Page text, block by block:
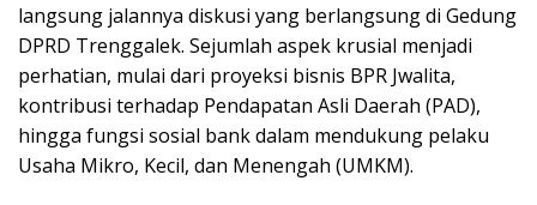
langsung jalannya diskusi yang berlangsung di Gedung
DPRD Trenggalek. Sejumlah aspek krusial menjadi
perhatian, mulai dari proyeksi bisnis BPR Jwalita,
kontribusi terhadap Pendapatan Asli Daerah (PAD),
hingga fungsi sosial bank dalam mendukung pelaku
Usaha Mikro, Kecil, dan Menengah (UMKM).